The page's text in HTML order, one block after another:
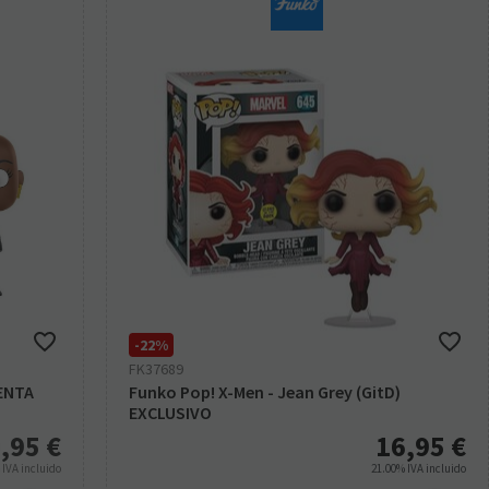
€
IVA incluido
-22%
FK37689
Funko Pop! X-Men - Jean Grey (GitD)
EXCLUSIVO
16,95 €
21.00% IVA incluido